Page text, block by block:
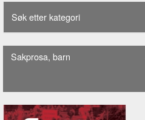
Søk etter kategori
Sakprosa, barn